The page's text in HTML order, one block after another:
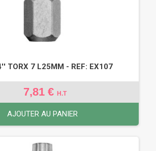
TORX 7 L25MM - REF: EX107
7,81 € H.T
AJOUTER AU PANIER